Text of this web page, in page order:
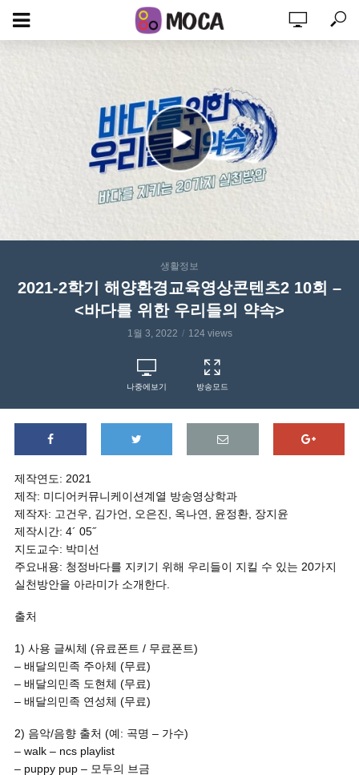
생활정보
2021-2학기 해양환경교육영상콘텐츠2 10회 –
<바다를 위한 우리들의 약속>
1월 3, 2022 124 views
나중에보기 방송모드
제작연도: 2021
제작: 미디어커뮤니케이션계열 방송영상학과
제작자: 고건우, 김가언, 오은진, 옥나연, 윤정환, 장지윤
제작시간: 4´ 05˝
지도교수: 박미선
주요내용: 청정바다를 지키기 위해 우리들이 지킬 수 있는 20가지
실천방안을 아라미가 소개한다.
출처
1) 사용 글씨체 (유료폰트 / 무료폰트)
– 배달의민족 주아체 (무료)
– 배달의민족 도현체 (무료)
– 배달의민족 연성체 (무료)
2) 음악/음향 출처 (예: 곡명 – 가수)
– walk – ncs playlist
– puppy pup – 모두의 브금